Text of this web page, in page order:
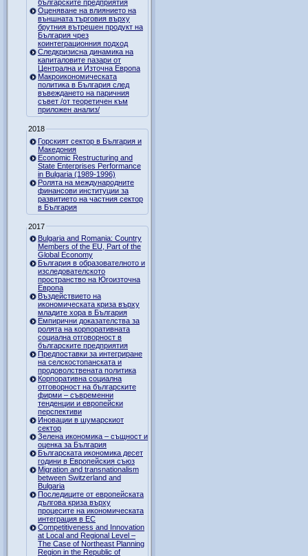
българските предприятия
Оценяване на влиянието на
външната търговия върху
брутния вътрешен продукт на
България чрез
коинтеграционния подход
Следкризисна динамика на
капиталовите пазари от
Централна и Източна Европа
Макроикономическата
политика в България след
въвеждането на паричния
съвет /от теоретичен към
приложен анализ/
2018
Горският сектор в България и
Македония
Economic Restructuring and
State Enterprises Performance
in Bulgaria (1989-1996)
Ролята на международните
финансови институции за
развитието на частния сектор
в България
2017
Bulgaria and Romania: Country
Members of the EU, Part of the
Global Economy
България в образователното и
изследователското
пространство на Югоизточна
Европа
Въздействието на
икономическата криза върху
младите хора в България
Емпирични доказателства за
ролята на корпоративната
социална отговорност в
българските предприятия
Предпоставки за интегриране
на селскостопанската и
продоволствената политика
Корпоративна социална
отговорност на българските
фирми – съвременни
тенденции и европейски
перспективи
Иновации в шумарскиот
сектор
Зелена икономика – същност и
оценка за България
Българската икономика десет
години в Европейския съюз
Migration and transnationalism
between Switzerland and
Bulgaria
Последиците от европейската
дългова криза върху
процесите на икономическата
интеграция в ЕС
Competitiveness and Innovation
at Local and Regional Level –
The Case of Northeast Planning
Region in the Republic of